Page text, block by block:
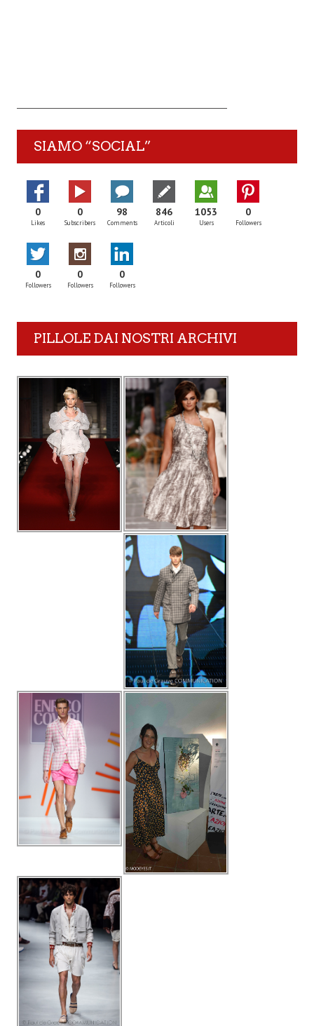
SIAMO “SOCIAL”
0
Likes
0
Subscribers
98
Comments
846
Articoli
1053
Users
0
Followers
0
Followers
0
Followers
0
Followers
PILLOLE DAI NOSTRI ARCHIVI